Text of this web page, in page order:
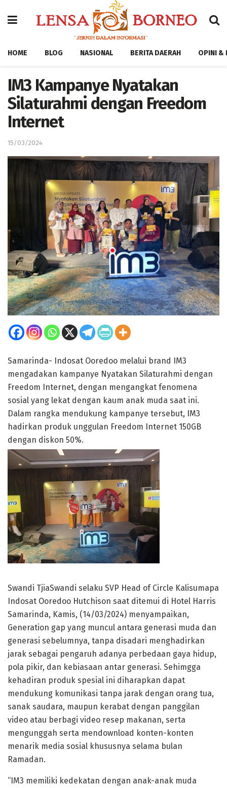
HOME BLOG NASIONAL BERITA DAERAH OPINI &
IM3 Kampanye Nyatakan
Silaturahmi dengan Freedom
Internet
15/03/2024
Samarinda- Indosat Ooredoo melalui brand IM3
mengadakan kampanye Nyatakan Silaturahmi dengan
Freedom Internet, dengan mengangkat fenomena
sosial yang lekat dengan kaum anak muda saat ini.
Dalam rangka mendukung kampanye tersebut, IM3
hadirkan produk unggulan Freedom Internet 150GB
dengan diskon 50%.
Swandi TjiaSwandi selaku SVP Head of Circle Kalisumapa
Indosat Ooredoo Hutchison saat ditemui di Hotel Harris
Samarinda, Kamis, (14/03/2024) menyampaikan,
Generation gap yang muncul antara generasi muda dan
generasi sebelumnya, tanpa disadari menghadirkan
jarak sebagai pengaruh adanya perbedaan gaya hidup,
pola pikir, dan kebiasaan antar generasi. Sehimgga
kehadiran produk spesial ini diharapkan dapat
mendukung komunikasi tanpa jarak dengan orang tua,
sanak saudara, maupun kerabat dengan panggilan
video atau berbagi video resep makanan, serta
mengunggah serta mendownload konten-konten
menarik media sosial khususnya selama bulan
Ramadan.
“IM3 memiliki kedekatan dengan anak-anak muda